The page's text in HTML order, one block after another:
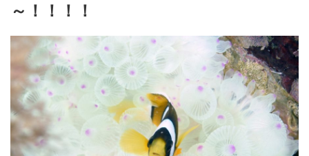
～！！！！